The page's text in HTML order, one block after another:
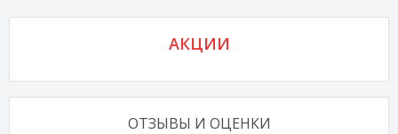
АКЦИИ
ОТЗЫВЫ И ОЦЕНКИ